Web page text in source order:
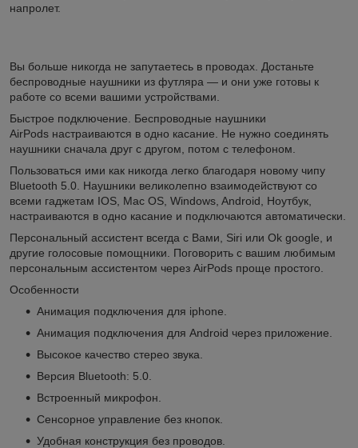
напролет.
Вы больше никогда не запутаетесь в проводах. Достаньте
беспроводные наушники из футляра — и они уже готовы к
работе со всеми вашими устройствами.
Быстрое подключение. Беспроводные наушники
AirPods настраиваются в одно касание. Не нужно соединять
наушники сначала друг с другом, потом с телефоном.
Пользоваться ими как никогда легко благодаря новому чипу
Bluetooth 5.0. Наушники великолепно взаимодействуют со
всеми гаджетам IOS, Mac OS, Windows, Android, Ноутбук,
настраиваются в одно касание и подключаются автоматически.
Персональный ассистент всегда с Вами, Siri или Ok google, и
другие голосовые помощники. Поговорить с вашим любимым
персональным ассистентом через AirPods проще простого.
Особенности
Анимация подключения для iphone.
Анимация подключения для Android через приложение.
Высокое качество стерео звука.
Версия Bluetooth: 5.0.
Встроенный микрофон.
Сенсорное управление без кнопок.
Удобная конструкция без проводов.